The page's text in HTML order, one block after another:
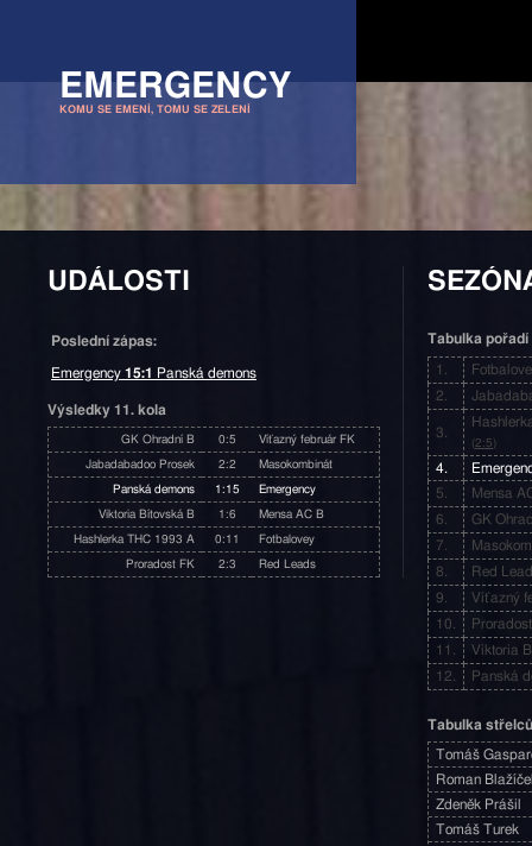
EMERGENCY
KOMU SE EMENÍ, TOMU SE ZELENÍ
UDÁLOSTI
Poslední zápas:
Emergency 15:1 Panská demons
Výsledky 11. kola
GK Ohradní B 0:5 Víťazný február FK
Jabadabadoo Prosek 2:2 Masokombinát
Panská demons 1:15 Emergency
Viktoria Bítovská B 1:6 Mensa AC B
Hashlerka THC 1993 A 0:11 Fotbalovey
Proradost FK 2:3 Red Leads
Tabulka pořadí
1.
2.
3.
(2:5 )
4.
5.
Mensa
6.
GK
7.
8.
Red
9.
Víťazný
10.
11.
Viktoria
12.
Panská
Tabulka střelců
Tomáš
Roman
Zdeněk Prášil
Tomáš Turek